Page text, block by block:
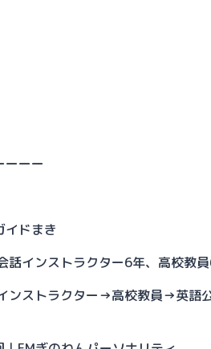
ーーー
ドまき
インストラクター6年、高校教員
ンストラクター→高校教員→英語